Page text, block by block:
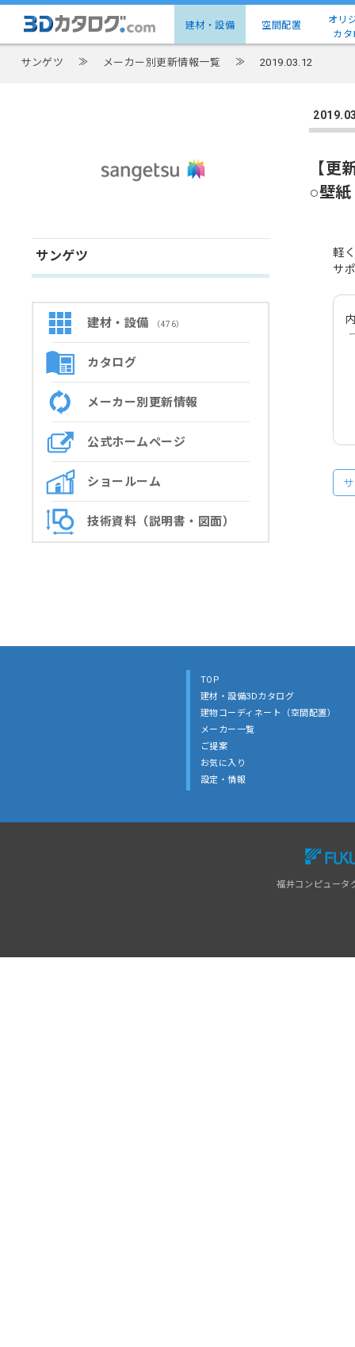
建材・設備 空間配置
オリ
カタ
サンゲツ ≫ メーカー別更新情報一覧 ≫ 2019.03.12
サンゲツ
建材・設備 （476）
カタログ
メーカー別更新情報
公式ホームページ
ショールーム
技術資料（説明書・図面）
【更
○壁
軽
サ
TOP
建材・設備3Dカタログ
建物コーディネート（空間配置）
メーカー一覧
ご提案
お気に入り
設定・情報
福井コンピュータ